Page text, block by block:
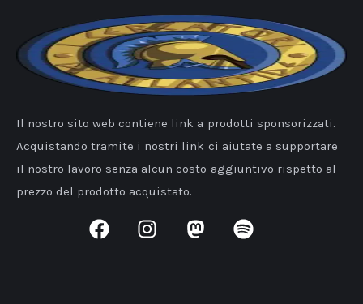
Il nostro sito web contiene link a prodotti sponsorizzati.
Acquistando tramite i nostri link ci aiutate a supportare
il nostro lavoro senza alcun costo aggiuntivo rispetto al
prezzo del prodotto acquistato.